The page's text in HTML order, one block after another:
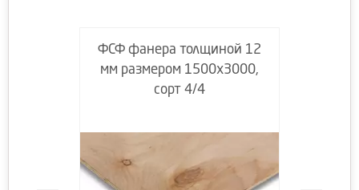
ФСФ фанера толщиной 12
мм размером 1500х3000,
сорт 4/4